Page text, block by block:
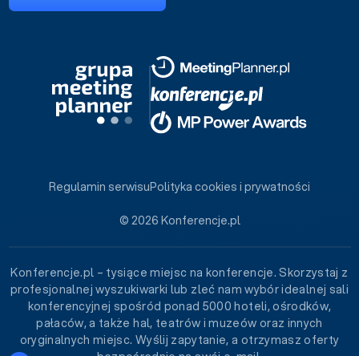
© 2026 Konferencje.pl
Regulamin serwisuPolityka cookies i prywatności
Konferencje.pl – tysiące miejsc na konferencje. Skorzystaj z
profesjonalnej wyszukiwarki lub zleć nam wybór idealnej sali
konferencyjnej spośród ponad 5000 hoteli, ośrodków,
pałaców, a także hal, teatrów i muzeów oraz innych
oryginalnych miejsc. Wyślij zapytanie, a otrzymasz oferty